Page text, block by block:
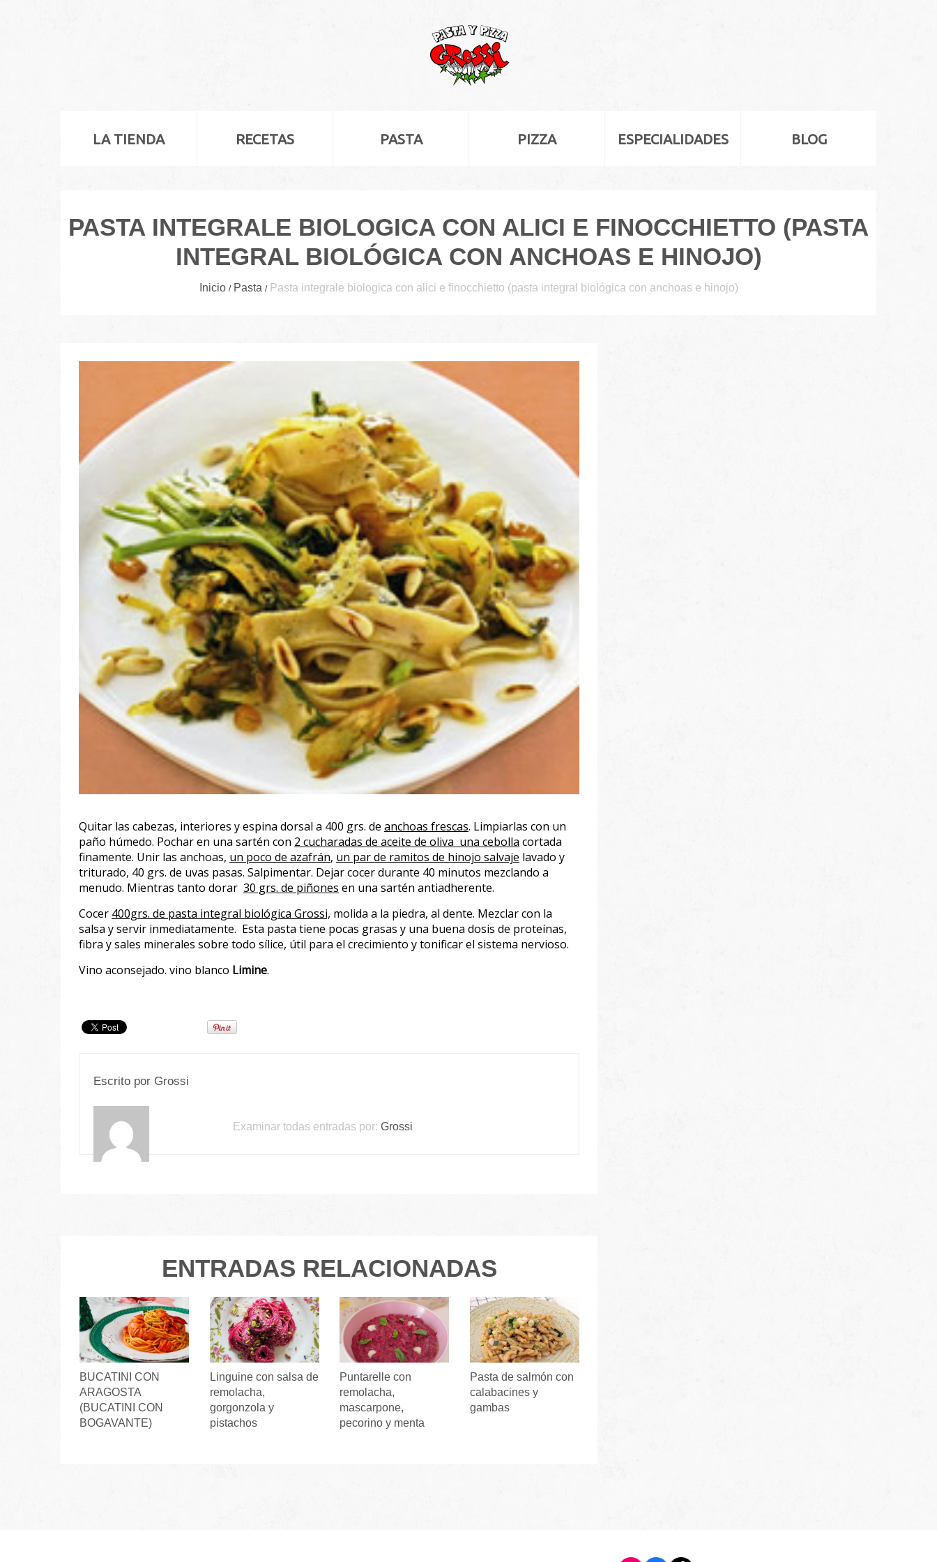
LA TIENDA RECETAS PASTA PIZZA ESPECIALIDADES BLOG
PASTA INTEGRALE BIOLOGICA CON ALICI E FINOCCHIETTO (PASTA
INTEGRAL BIOLÓGICA CON ANCHOAS E HINOJO)
Inicio Pasta Pasta integrale biologica con alici e finocchietto (pasta integral biológica con anchoas e hinojo)
Quitar las cabezas, interiores y espina dorsal a 400 grs. de anchoas frescas. Limpiarlas con un
paño húmedo. Pochar en una sartén con 2 cucharadas de aceite de oliva una cebolla cortada
finamente. Unir las anchoas, un poco de azafrán, un par de ramitos de hinojo salvaje lavado y
triturado, 40 grs. de uvas pasas. Salpimentar. Dejar cocer durante 40 minutos mezclando a
menudo. Mientras tanto dorar 30 grs. de piñones en una sartén antiadherente.
Cocer 400grs. de pasta integral biológica Grossi, molida a la piedra, al dente. Mezclar con la
salsa y servir inmediatamente. Esta pasta tiene pocas grasas y una buena dosis de proteínas,
fibra y sales minerales sobre todo sílice, útil para el crecimiento y tonificar el sistema nervioso.
Vino aconsejado. vino blanco Limine.
Escrito por Grossi
Examinar todas entradas por: Grossi
ENTRADAS RELACIONADAS
BUCATINI CON
ARAGOSTA
(BUCATINI CON
BOGAVANTE)
Linguine con salsa de
remolacha,
gorgonzola y
pistachos
Puntarelle con
remolacha,
mascarpone,
pecorino y menta
Pasta de salmón con
calabacines y
gambas